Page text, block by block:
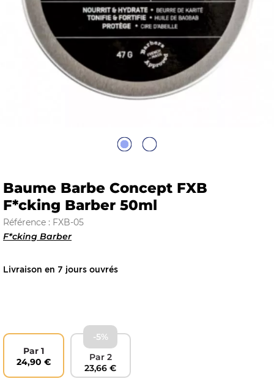
Baume Barbe Concept FXB
F*cking Barber 50ml
Référence : FXB-05
F*cking Barber
Livraison en 7 jours ouvrés
Par 1
24,90 €
-5%
Par 2
23,66 €